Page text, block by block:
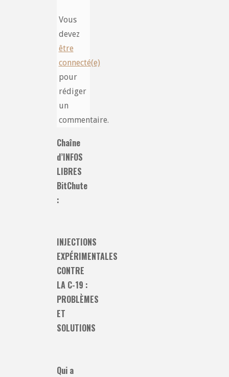
Vous
devez
être
connecté(e)
pour
rédiger
un
commentaire.
Chaîne
d’INFOS
LIBRES
BitChute
:
INJECTIONS
EXPÉRIMENTALES
CONTRE
LA C-19 :
PROBLÈMES
ET
SOLUTIONS
Qui a